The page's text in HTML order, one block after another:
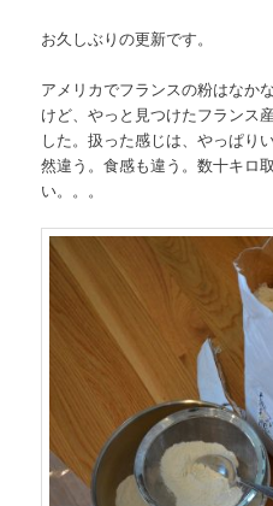
お久しぶりの更新です。
アメリカでフランスの粉はなか
けど、やっと見つけたフランス
した。扱った感じは、やっぱり
然違う。食感も違う。数十キロ
い。。。